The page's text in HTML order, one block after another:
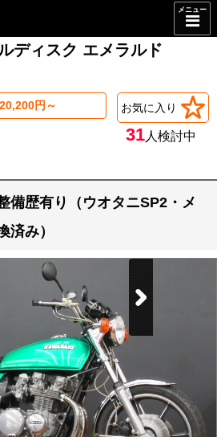
メニュー
ディスク エメラルド
円～ お気に入り
31人検討中
備歴有り（ウオタニSP2・メ
済み）